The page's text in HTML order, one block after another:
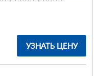
УЗНАТЬ ЦЕНУ